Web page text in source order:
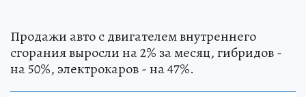
Продажи авто с двигателем внутреннего
сгорания выросли на 2% за месяц, гибридов -
на 50%, электрокаров - на 47%.